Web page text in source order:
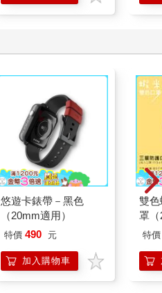
痛感
悠遊卡錶帶－黑色
（20mm適用）
特價 490 元
加入購物車
雙
罩（
特價